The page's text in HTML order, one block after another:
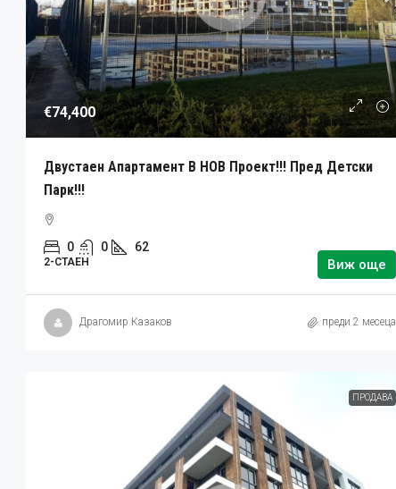
€74,400
Двустаен Апартамент В НОВ Проект!!! Пред Детски
Парк!!!
0 0 62
2-СТАЕН Виж още
Драгомир Казаков преди 2 месеца
ПРОДАВА